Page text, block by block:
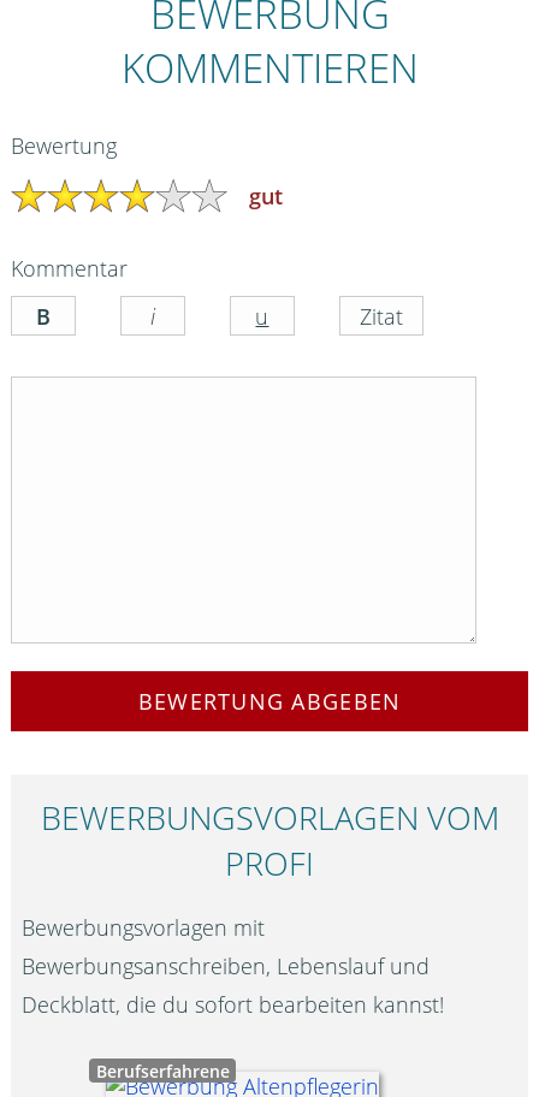
BEWERBUNG
KOMMENTIEREN
Bewertung
gut
Kommentar
BEWERTUNG ABGEBEN
BEWERBUNGS­VORLAGEN VOM
PROFI
Bewerbungsvorlagen mit
Bewerbungsanschreiben, Lebenslauf und
Deckblatt, die du sofort bearbeiten kannst!
Berufserfahrene